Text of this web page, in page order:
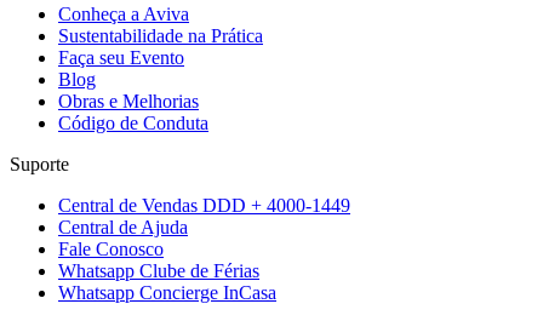
Conheça a Aviva
Sustentabilidade na Prática
Faça seu Evento
Blog
Obras e Melhorias
Código de Conduta
Suporte
Central de Vendas DDD + 4000-1449
Central de Ajuda
Fale Conosco
Whatsapp Clube de Férias
Whatsapp Concierge InCasa